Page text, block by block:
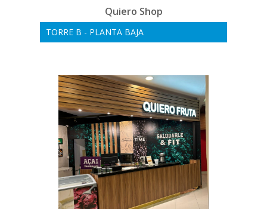
Quiero Shop
TORRE B - PLANTA BAJA